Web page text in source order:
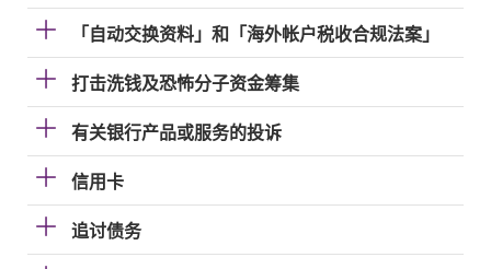
「自动交换资料」和「海外帐户税收合规法案」
打击洗钱及恐怖分子资金筹集
有关银行产品或服务的投诉
信用卡
追讨债务